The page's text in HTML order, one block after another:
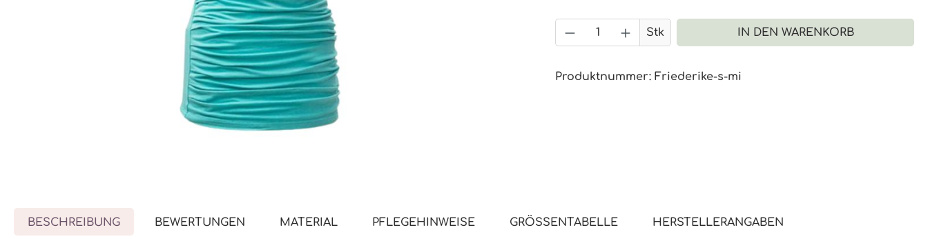
Produkt Anzahl: Gib den gewünschten
Stk IN DEN WARENKORB
Produktnummer: Friederike-s-mi
BESCHREIBUNG BEWERTUNGEN MATERIAL PFLEGEHINWEISE GRÖSSENTABELLE HERSTELLERANGABEN